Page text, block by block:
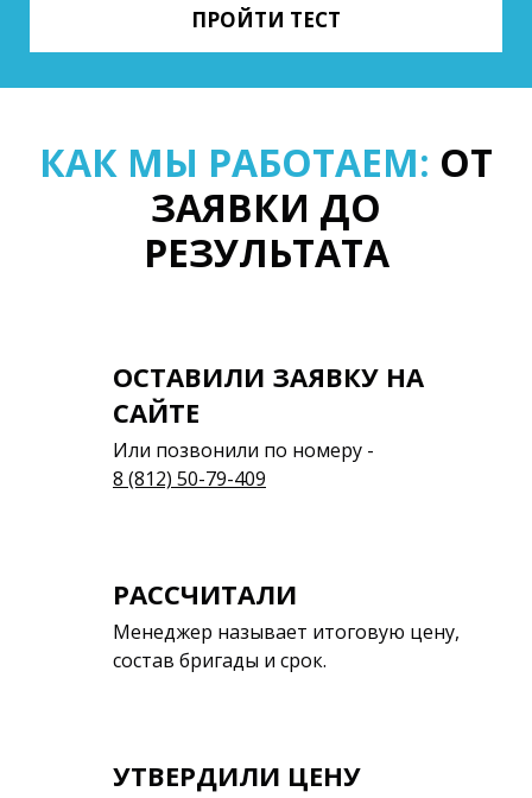
ПРОЙТИ ТЕСТ
КАК МЫ РАБОТАЕМ: ОТ
ЗАЯВКИ ДО
РЕЗУЛЬТАТА
ОСТАВИЛИ ЗАЯВКУ НА
САЙТЕ
Или позвонили по номеру -
8 (812) 50-79-409
РАССЧИТАЛИ
Менеджер называет итоговую цену,
состав бригады и срок.
УТВЕРДИЛИ ЦЕНУ